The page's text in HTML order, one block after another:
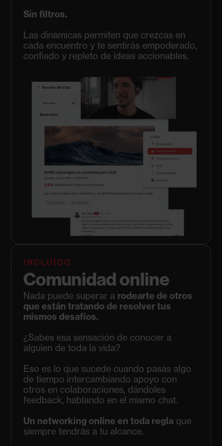
Sin filtros.
Las dinámicas permiten que crezcas en
cada encuentro y te sentirás empoderado,
confiado y repleto de ideas accionables.
INCLUÍDO
Comunidad online
Nada puede superar a rodearte de otros
que están tratando de resolver tus
mismos desafíos.
¿Sabes esa sensación de conocer a
alguien de toda la vida?
Eso es lo que sucede cuando pasas algo
de tiempo intercambiando apoyo con
otros en colaboraciones, dándoles
feedback, hablando en el mismo chat.
Un networking online en toda regla que
siempre tendrás a tu alcance.